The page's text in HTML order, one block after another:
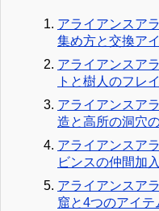
アライアンスア
集め方と交換ア
アライアンスア
トと樹人のフレ
アライアンスア
造と高所の洞穴
アライアンスア
ビンスの仲間加
アライアンスア
窟と4つのアイテ